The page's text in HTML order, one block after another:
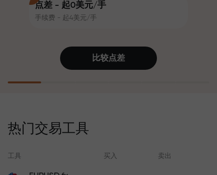
点差 - 起0美元/手
手续费 - 起4美元/手
值账户即可获得iPhone、MacBook
或梦想旅行
证6个月内利润增长3倍。放心交易—
您的资金受到保护！
比较点差
热门交易工具
工具 买入 卖出